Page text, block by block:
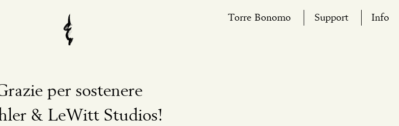
Torre Bonomo Support Info
per sostenere
& LeWitt Studios!